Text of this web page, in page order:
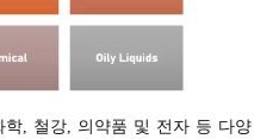
, 철강, 의약품 및 전자 등 다양